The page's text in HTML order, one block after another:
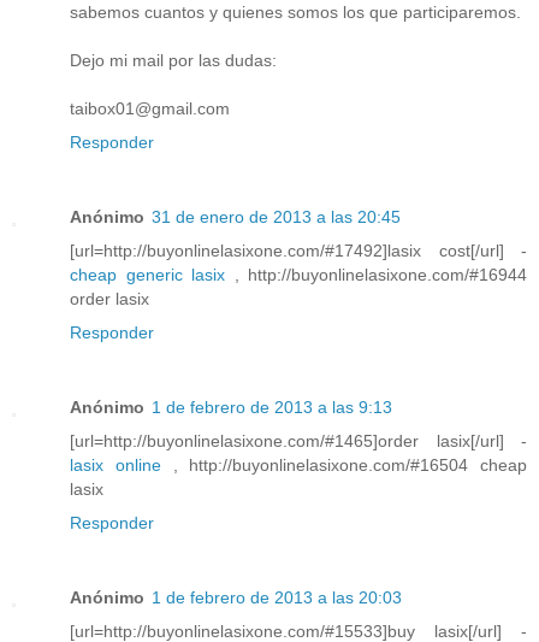
sabemos cuantos y quienes somos los que participaremos.
Dejo mi mail por las dudas:
taibox01@gmail.com
Responder
Anónimo 31 de enero de 2013 a las 20:45
[url=http://buyonlinelasixone.com/#17492]lasix cost[/url] -
cheap generic lasix , http://buyonlinelasixone.com/#16944
order lasix
Responder
Anónimo 1 de febrero de 2013 a las 9:13
[url=http://buyonlinelasixone.com/#1465]order lasix[/url] -
lasix online, http://buyonlinelasixone.com/#16504 cheap
lasix
Responder
Anónimo 1 de febrero de 2013 a las 20:03
[url=http://buyonlinelasixone.com/#15533]buy lasix[/url] -